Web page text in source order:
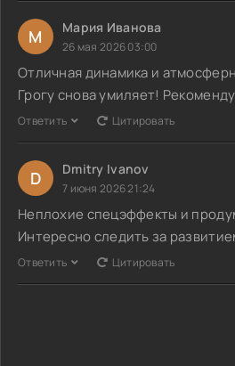
М Мария Иванова
26 мая 2026 03:00
Отличная динамика и
Грогу снова умиляет!
Ответить Цитировать
D Dmitry Ivanov
7 июня 2026 21:24
Неплохие спецэффекты и
Интересно следить за
Ответить Цитировать